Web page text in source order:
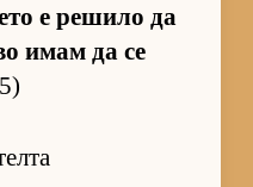
е ре­шило да
имам да се